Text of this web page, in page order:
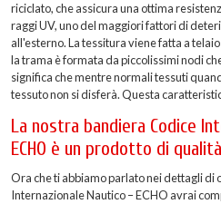
riciclato, che assicura una ottima
raggi UV, uno del maggiori fattori di
all'esterno. La tessitura viene fatta a
la trama è formata da piccolissimi nodi
significa che mentre normali tessuti
tessuto non si disferà. Questa
La nostra bandiera Codice
ECHO è un prodotto di
Ora che ti abbiamo parlato nei dettagli di
Internazionale Nautico – ECHO avrai